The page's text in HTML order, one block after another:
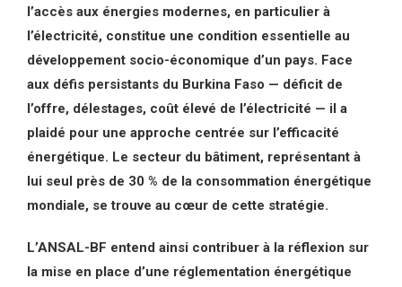
l’accès aux énergies modernes, en particulier à
l’électricité, constitue une condition essentielle au
développement socio-économique d’un pays. Face
aux défis persistants du Burkina Faso — déficit de
l’offre, délestages, coût élevé de l’électricité — il a
plaidé pour une approche centrée sur l’efficacité
énergétique. Le secteur du bâtiment, représentant à
lui seul près de 30 % de la consommation énergétique
mondiale, se trouve au cœur de cette stratégie.
L’ANSAL-BF entend ainsi contribuer à la réflexion sur
la mise en place d’une réglementation énergétique